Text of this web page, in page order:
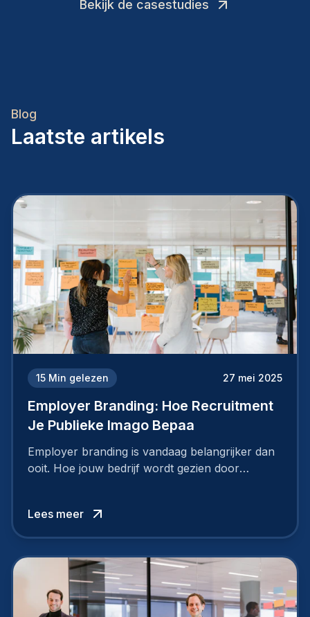
Bekijk de casestudies
Blog
Laatste artikels
15 Min gelezen 27 mei 2025
Employer Branding: Hoe Recruitment
Je Publieke Imago Bepaa
Employer branding is vandaag belangrijker dan
ooit. Hoe jouw bedrijf wordt gezien door
Lees meer